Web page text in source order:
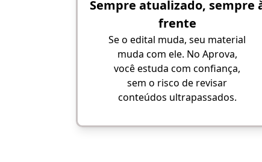
Sempre atualizado, sempre
frente
Se o edital muda, seu material
muda com ele. No Aprova,
você estuda com confiança,
sem o risco de revisar
conteúdos ultrapassados.